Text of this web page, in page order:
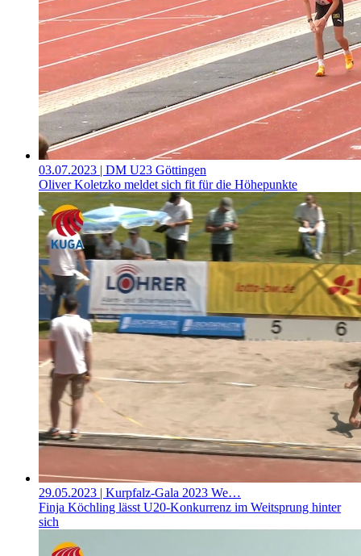
03.07.2023 | DM U23 Göttingen
Oliver Koletzko meldet sich fit für die Höhepunkte
29.05.2023 | Kurpfalz-Gala 2023 We…
Finja Köchling lässt U20-Konkurrenz im Weitsprung hinter
sich